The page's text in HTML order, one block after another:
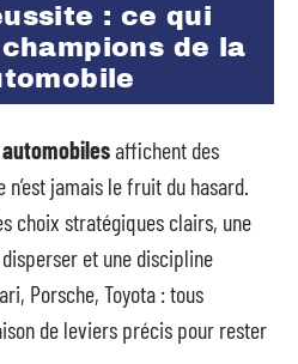
: ce qui
de la
affichent des
jamais le fruit du hasard.
choix stratégiques clairs, une
et une discipline
Porsche, Toyota : tous
de leviers précis pour rester